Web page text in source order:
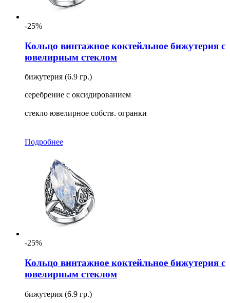
-25%
Кольцо винтажное коктейльное бижутерия с
ювелирным стеклом
бижутерия (6.9 гр.)
серебрение с оксидированием
стекло ювелирное собств. огранки
Подробнее
-25%
Кольцо винтажное коктейльное бижутерия с
ювелирным стеклом
бижутерия (6.9 гр.)